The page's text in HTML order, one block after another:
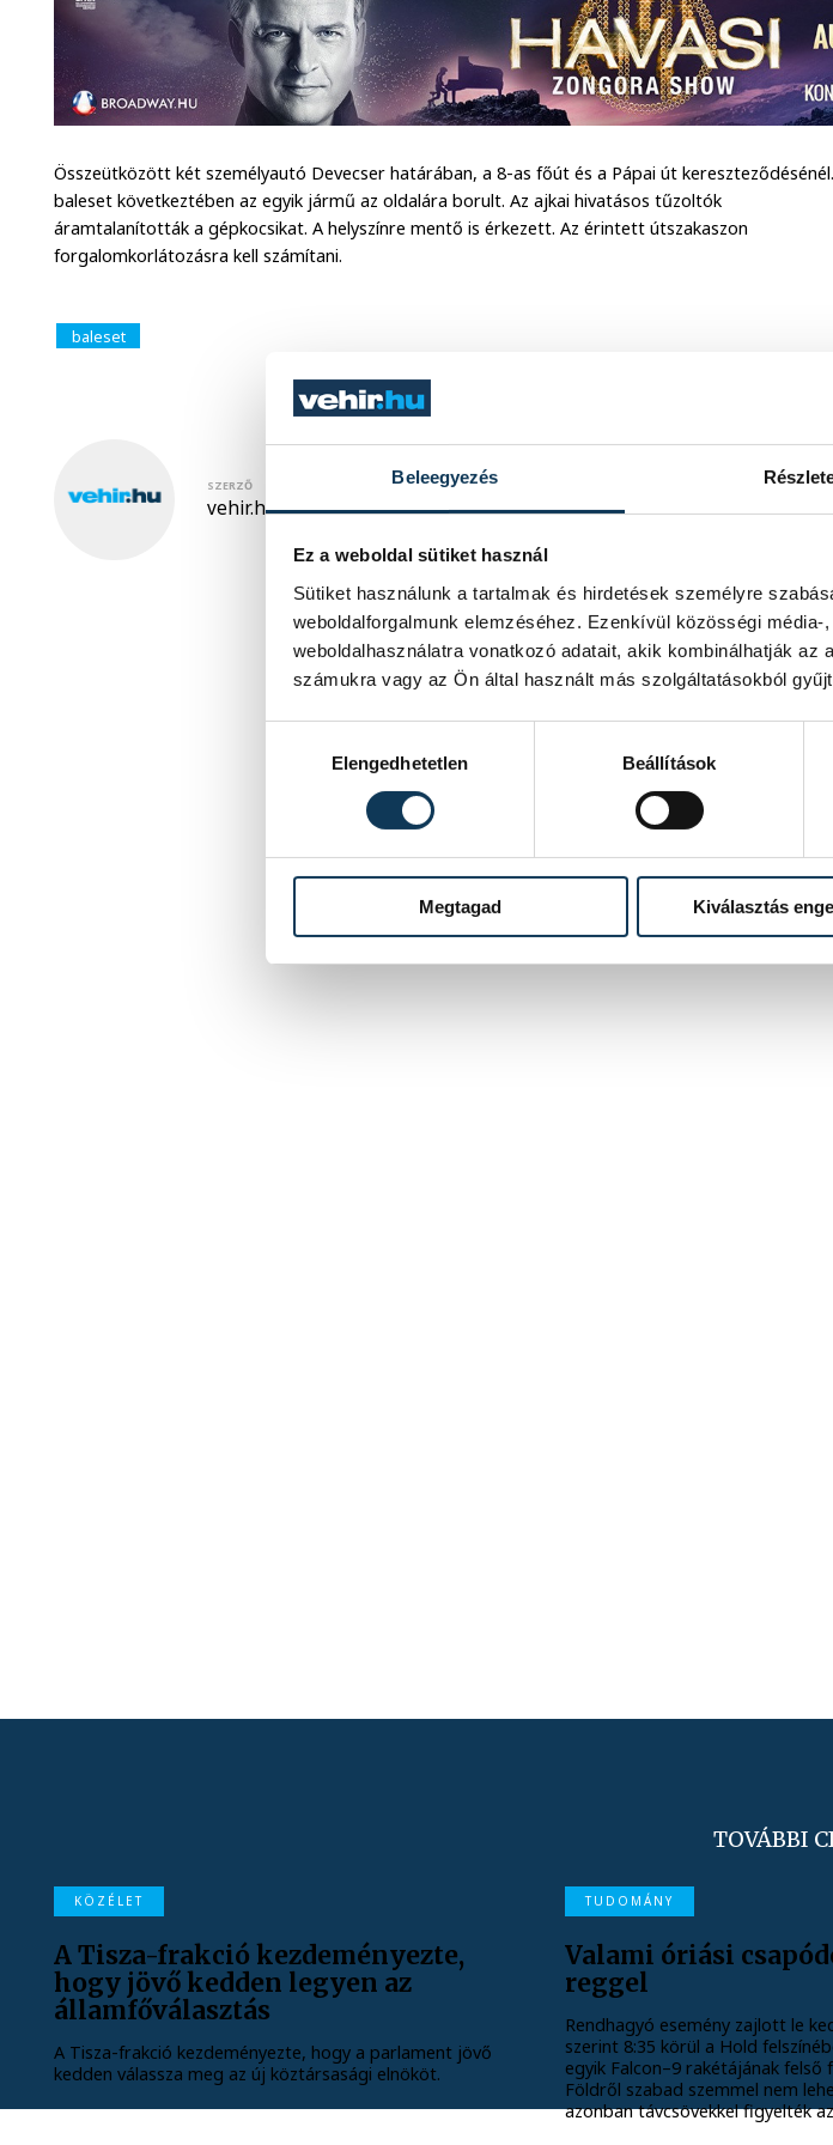
Beleegyezés
Ez a weboldal sütiket használ
Sütiket használunk a tartalmak és hirdetések személyre
weboldalforgalmunk elemzéséhez. Ezenkívül közösségi
weboldalhasználatra vonatkozó adatait, akik kombinálhatják
számukra vagy az Ön által használt más szolgáltatásokból
Elengedhetetlen
Beállítások
Megtagad Kiválasztás
Összeütközött két személyautó Devecser határában, a 8-as főút és a Pápai út
baleset következtében az egyik jármű az oldalára borult. Az ajkai hivatásos tűzoltók
áramtalanították a gépkocsikat. A helyszínre mentő is érkezett. Az érintett útszakaszon
forgalomkorlátozásra kell számítani.
baleset
SZERZŐ
vehir.hu
TOVÁBBI
KÖZÉLET
A Tisza-frakció kezdeményezte,
hogy jövő kedden legyen az
államfőválasztás
A Tisza-frakció kezdeményezte, hogy a parlament jövő
kedden válassza meg az új köztársasági elnököt.
TUDOMÁNY
Valami óriási
reggel
Rendhagyó esemény zajlott le
szerint 8:35 körül a Hold
egyik Falcon–9 rakétájának
Földről szabad szemmel nem
azonban távcsövekkel figyelték